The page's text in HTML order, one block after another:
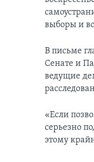
выборы и
В письме
Сенате и
ведущие
«Если
серьезно
этому